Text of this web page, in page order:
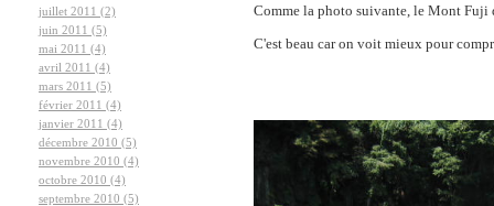
Comme la photo suivante, le Mont Fuji
C'est beau car on voit mieux pour
juillet 2011 (2)
juin 2011 (5)
mai 2011 (4)
avril 2011 (4)
mars 2011 (5)
février 2011 (4)
janvier 2011 (4)
décembre 2010 (5)
novembre 2010 (4)
octobre 2010 (4)
septembre 2010 (5)